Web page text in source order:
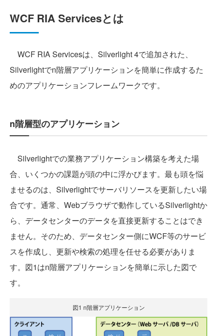
WCF RIA Servicesとは
WCF RIA Servicesは、Silverlight 4で追加された、
Silverlightでn階層アプリケーションを簡単に作成するた
めのアプリケーションフレームワークです。
n階層型のアプリケーション
Silverlightでの業務アプリケーション構築を考えた場
合、いくつかの課題が頭の中に浮かびます。最も頭を悩
ませるのは、Silverlightでサーバリソースを更新したい場
合です。通常、Webブラウザで動作しているSilverlightか
ら、データセンターのデータを直接更新することはでき
ません。そのため、データセンター側にWCF等のサービ
スを作成し、更新や検索の処理を任せる必要がありま
す。図1はn階層アプリケーションを簡単に示した図で
す。
図1 n階層アプリケーション